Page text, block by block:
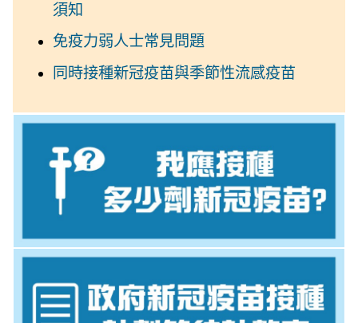
須知
免疫力弱人士常見問題
同時接種新冠疫苗與季節性流感疫苗